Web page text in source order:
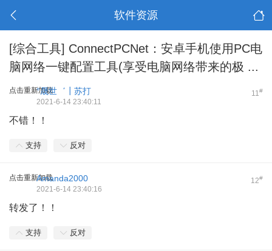
软件资源
[综合工具] ConnectPCNet：安卓手机使用PC电
脑网络一键配置工具(享受电脑网络带来的极 ...
点击重新加载 11#
°晟世゛┃苏打
2021-6-14 23:40:11
不错！！
支持 反对
点击重新加载 12#
Amanda2000
2021-6-14 23:40:16
转发了！！
支持 反对